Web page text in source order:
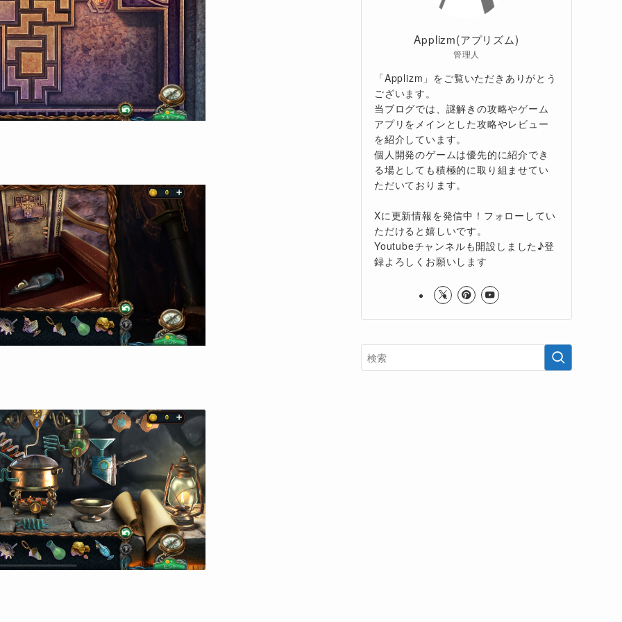
Applizm(アプリズム)
管理人
「Applizm」をご覧いただきありがとう
ございます。
当ブログでは、謎解きの攻略やゲーム
アプリをメインとした攻略やレビュー
を紹介しています。
個人開発のゲームは優先的に紹介でき
る場としても積極的に取り組ませてい
ただいております。
Xに更新情報を発信中！フォローしてい
ただけると嬉しいです。
Youtubeチャンネルも開設しました♪登
録よろしくお願いします